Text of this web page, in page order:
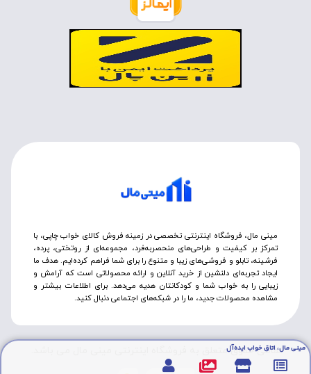
مینی مال، فروشگاه اینترنتی تخصصی در زمینه فروش کالای خواب چاپی، با
تمرکز بر کیفیت و طراحی‌های منحصربه‌فرد، مجموعه‌ای از روتختی‌، پرده،
فرشینه، تابلو و فروشی‌های زیبا و متنوع را برای شما فراهم کرده‌ایم. هدف ما
ایجاد تجربه‌ای دلنشین از خرید آنلاین و ارائه محصولاتی است که آرامش و
زیبایی را به خواب شما و کودکانتان هدیه می‌دهد. برای اطلاعات بیشتر و
مشاهده محصولات جدید، ما را در شبکه‌های اجتماعی دنبال کنید.
تمامی حقوق متعلق به فروشگاه اینترنتی مینی مال می باشد.
مینی مال، اتاق خواب ایده‌آل